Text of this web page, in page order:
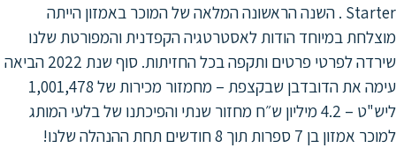
Starter . השנה הראשונה המלאה של המוכר באמזון הייתה
במיוחד הודות לאסטרטגיה הקפדנית והמפורטת שלנו
שירדה לפרטי פרטים ותקפה בכל החזיתות. סוף שנת 2022 הביאה
עימה את הדובדבן שבקצפת – מחמזור מכירות של 1,001,478
ליש"ט – 4.2 מיליון ש״ח מחזור שנתי והפיכתנו של בלעי המותג
תוך 8 חודשים תחת ההנהלה שלנו!